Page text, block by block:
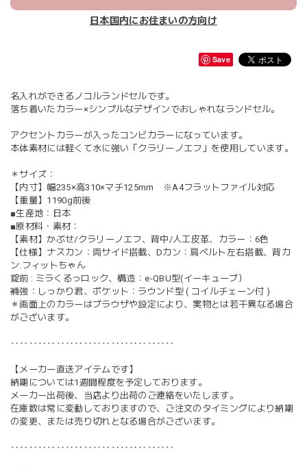
日本国内にお住まいの方向け
Save
名入れができるノコルランドセルです。
落ち着いたカラー×シンプルなデザインでおしゃれなランドセル。
アクセントカラーが入ったコンビカラーになっています。
本体素材には軽くて水に強い「クラリーノエフ」を使用しています。
＊サイズ：
【内寸】幅235×高310×マチ125mm ※A4フラットファイル対応
【重量】1190g前後
■生産地：日本
■原材料・素材：
【素材】かぶせ/クラリーノエフ、背中/人工皮革、カラー：6色
【仕様】ナスカン：両サイド搭載、Dカン：肩ベルト左右搭載、背カ
ン:フィットちゃん
錠前 : ミラくるっロック、構造：e-QBU型(イーキューブ）
補強：しっかり君、ポケット：ラウンド型 ( コイルチェーン付 )
＊画面上のカラーはブラウザや設定により、実物とは若干異なる場合
がございます。
‥‥‥‥‥‥‥‥‥‥‥‥‥‥‥‥‥‥
【メーカー直送アイテムです】
納期については1週間程度を予定しております。
メーカー出荷後、当店より出荷のご連絡をいたします。
在庫数は常に変動しておりますので、ご注文のタイミングにより納期
の変更、または売り切れとなる場合がございます。
‥‥‥‥‥‥‥‥‥‥‥‥‥‥‥‥‥‥